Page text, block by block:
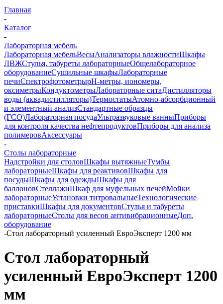
Главная
-
Каталог
-
Лабораторная мебель
Лабораторная мебельВесыАнализаторы влажностиШкафы
ЛВЖСтулья, табуреты лабораторныеОбщелабораторное
оборудованиеСушильные шкафыЛабораторные
печиСпектрофотометрыpH-метры, иономеры,
оксиметрыКондуктометрыЛабораторные ситаДистилляторы
воды (аквадистилляторы)ТермостатыАтомно-абсорбционный
и элементный анализСтандартные образцы
(ГСО)Лабораторная посудаУльтразвуковые ванныПриборы
для контроля качества нефтепродуктовПриборы для анализа
полимеровАксессуары
-
Столы лабораторные
Надстройки для столовШкафы вытяжныеТумбы
лабораторныеШкафы для реактивовШкафы для
посудыШкафы для одеждыШкафы для
баллоновСтеллажиШкаф для муфельных печейМойки
лабораторныеУстановки титровальныеТехнологические
приставкиШкафы для документовСтулья и табуреты
лабораторныеСтолы для весов антивибрационныеДоп.
оборудование
-Стол лабораторный усиленный ЕвроЭксперт 1200 мм
Стол лабораторный
усиленный ЕвроЭксперт 1200
мм